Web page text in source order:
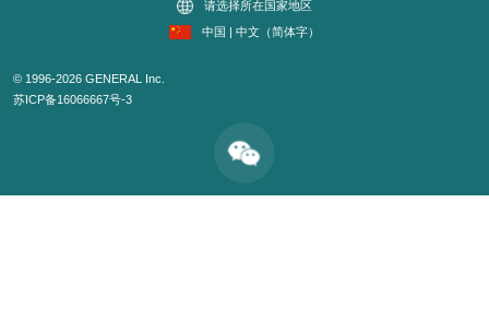
请选择所在国家地区
中国 | 中文（简体字）
© 1996-2026 GENERAL Inc.
苏ICP备16066667号-3